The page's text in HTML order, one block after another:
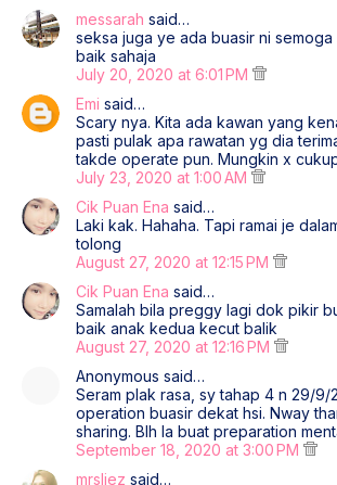
messarah said…
seksa juga ye ada buasir ni semoga
baik sahaja
July 20, 2020 at 6:01 PM
Emi said…
Scary nya. Kita ada kawan yang
pasti pulak apa rawatan yg dia
takde operate pun. Mungkin x
July 23, 2020 at 1:00 AM
Cik Puan Ena said…
Laki kak. Hahaha. Tapi ramai je
tolong
August 27, 2020 at 12:15 PM
Cik Puan Ena said…
Samalah bila preggy lagi dok pikir
baik anak kedua kecut balik
August 27, 2020 at 12:16 PM
Anonymous said…
Seram plak rasa, sy tahap 4 n 29/9/
operation buasir dekat hsi. Nway
sharing. Blh la buat preparation
September 18, 2020 at 3:00 PM
mrsliez said…